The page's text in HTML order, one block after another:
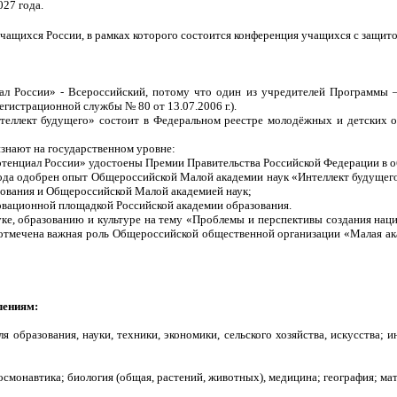
года.
России, в рамках которого состоится конференция учащихся с
России» - Всероссийский, потому что один из учредителей
службы № 80 от 13.07.2006 г.).
будущего» состоит в Федеральном реестре молодёжных и
на государственном уровне:
России» удостоены Премии Правительства Российской Федерации в
одобрен опыт Общероссийской Малой академии наук «Интеллект
и Общероссийской Малой академией наук;
площадкой Российской академии образования.
образованию и культуре на тему «Проблемы и перспективы создания
важная роль Общероссийской общественной организации «Малая
науки, техники, экономики, сельского хозяйства, искусства;
биология (общая, растений, животных), медицина; география;